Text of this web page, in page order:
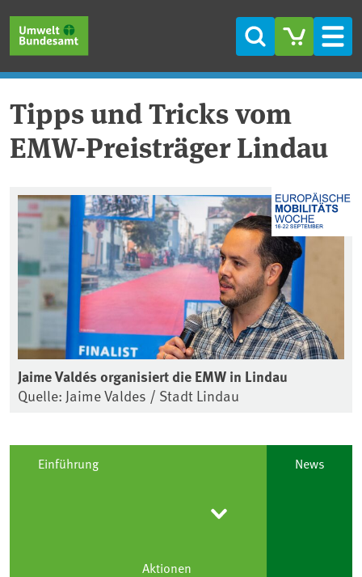
Suche
Tipps und Tricks vom
EMW-Preisträger Lindau
Jaime Valdés organisiert die EMW in Lindau
Quelle: Jaime Valdes / Stadt Lindau
Einführung
Aktionen
News